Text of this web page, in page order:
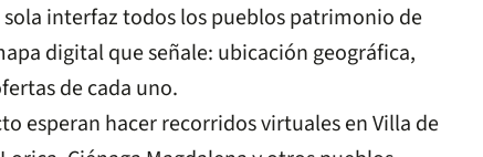
interfaz todos los pueblos patrimonio de
digital que señale: ubicación geográfica,
de cada uno.
esperan hacer recorridos virtuales en Villa de